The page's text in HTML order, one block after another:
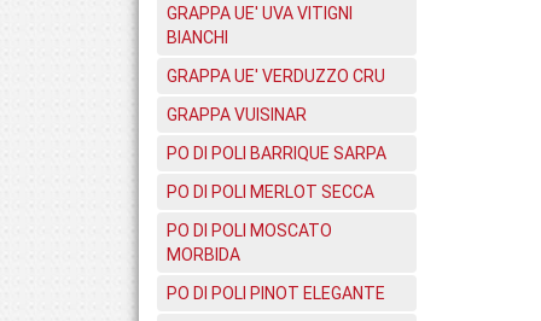
GRAPPA UE' UVA VITIGNI
BIANCHI
GRAPPA UE' VERDUZZO CRU
GRAPPA VUISINAR
PO DI POLI BARRIQUE SARPA
PO DI POLI MERLOT SECCA
PO DI POLI MOSCATO
MORBIDA
PO DI POLI PINOT ELEGANTE